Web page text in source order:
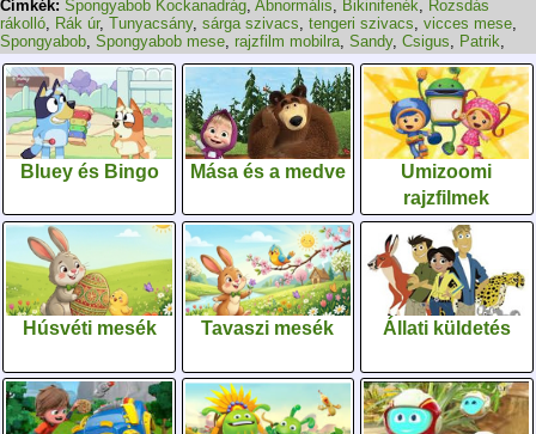
Címkék: Spongyabob Kockanadrág, Abnormális, Bikinifenék, Rozsdás
rákolló, Rák úr, Tunyacsány, sárga szivacs, tengeri szivacs, vicces mese,
Spongyabob, Spongyabob mese, rajzfilm mobilra, Sandy, Csigus, Patrik,
Bluey és Bingo Mása és a medve
Umizoomi
rajzfilmek
Húsvéti mesék Tavaszi mesék Állati küldetés